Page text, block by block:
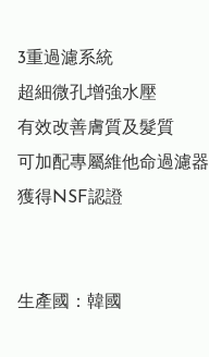
3重過濾系統
超細微孔增強水壓
有效改善膚質及髮質
可加配專屬維他命過濾器
獲得NSF認證
生產國：韓國